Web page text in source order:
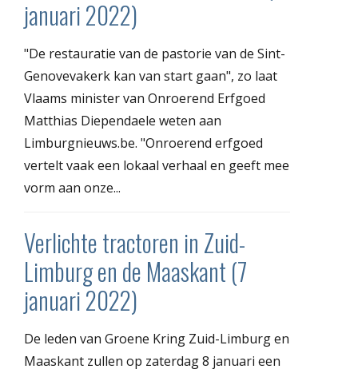
januari 2022)
"De restauratie van de pastorie van de Sint-
Genovevakerk kan van start gaan", zo laat
Vlaams minister van Onroerend Erfgoed
Matthias Diependaele weten aan
Limburgnieuws.be. "Onroerend erfgoed
vertelt vaak een lokaal verhaal en geeft mee
vorm aan onze...
Verlichte tractoren in Zuid-
Limburg en de Maaskant (7
januari 2022)
De leden van Groene Kring Zuid-Limburg en
Maaskant zullen op zaterdag 8 januari een